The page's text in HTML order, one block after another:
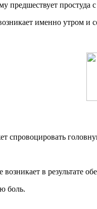
предшествует простуда
именно утром
спровоцировать
в результате
боль.